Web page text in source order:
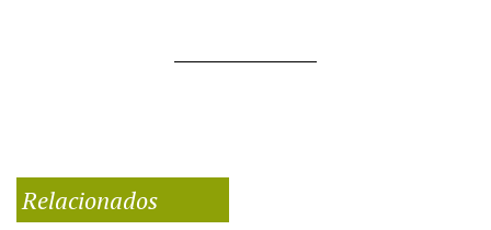
Relacionados